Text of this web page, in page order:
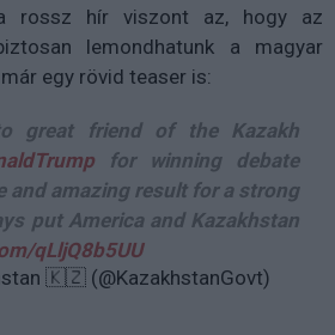
a rossz hír viszont az, hogy az
lemondhatunk a magyar
egy rövid teaser is:
great friend of the Kazakh
for winning debate
and amazing result for a strong
put America and Kazakhstan
qLljQ8b5UU
🇰🇿 (@KazakhstanGovt)